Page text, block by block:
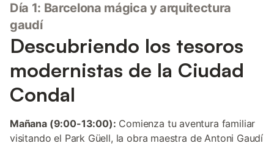
Día 1: Barcelona mágica y arquitectura
gaudí
Descubriendo los tesoros
modernistas de la Ciudad
Condal
Mañana (9:00-13:00): Comienza tu aventura familiar
visitando el Park Güell, la obra maestra de Antoni Gaudí